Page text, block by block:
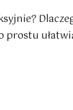
prostu